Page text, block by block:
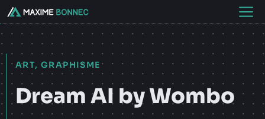
Aller
au
contenu
ART,GRAPHISME
Dream AI by Wombo